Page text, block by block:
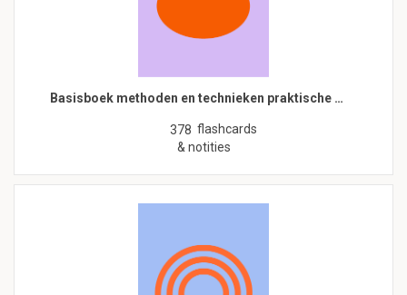
Basisboek methoden en technieken praktische …
378 flashcards
& notities